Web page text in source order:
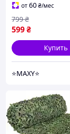
от60₴/мес
599₴
799 ₴
Купить
⭐MAXY⭐